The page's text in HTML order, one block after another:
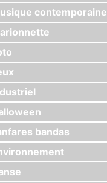
contemporaine
bandas